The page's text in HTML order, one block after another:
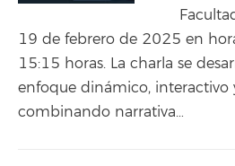
19 de febrero de 2025 en
15:15 horas. La charla se
enfoque dinámico, interactivo
combinando narrativa…